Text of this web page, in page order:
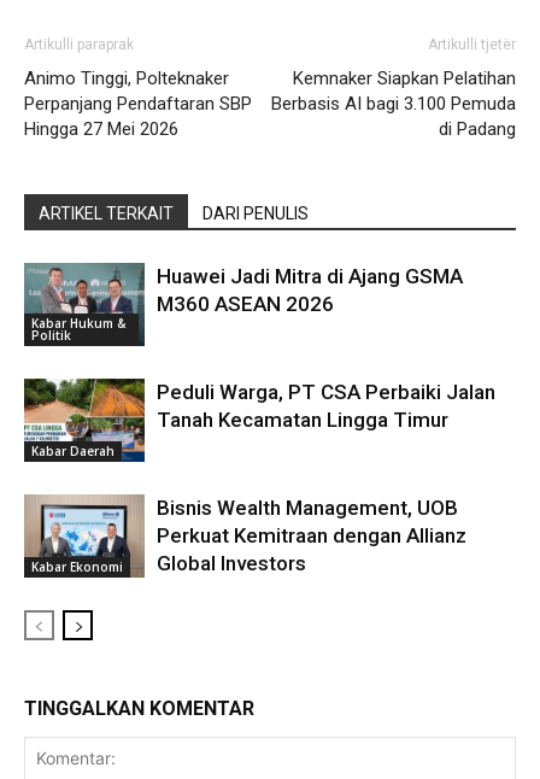
Artikulli paraprak
Animo Tinggi, Polteknaker
Perpanjang Pendaftaran SBP
Hingga 27 Mei 2026
Artikulli tjetër
Kemnaker Siapkan Pelatihan
Berbasis AI bagi 3.100 Pemuda
di Padang
ARTIKEL TERKAIT DARI PENULIS
Kabar Hukum &
Politik
Huawei Jadi Mitra di Ajang GSMA
M360 ASEAN 2026
Kabar Daerah
Peduli Warga, PT CSA Perbaiki Jalan
Tanah Kecamatan Lingga Timur
Kabar Ekonomi
Bisnis Wealth Management, UOB
Perkuat Kemitraan dengan Allianz
Global Investors
TINGGALKAN KOMENTAR